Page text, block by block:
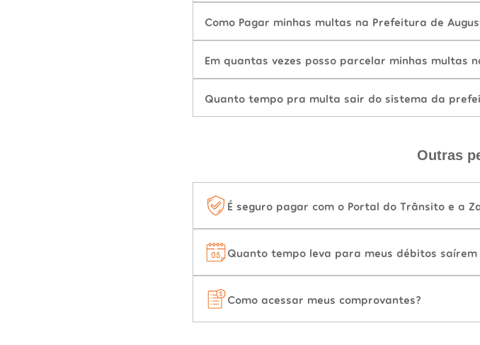
Como Pagar minhas multas na Prefeitura de
Em quantas vezes posso parcelar minhas multas
Quanto tempo pra multa sair do sistema da
Outras
É seguro pagar com o Portal do Trânsito e a
Quanto tempo leva para meus débitos saírem
Como acessar meus comprovantes?